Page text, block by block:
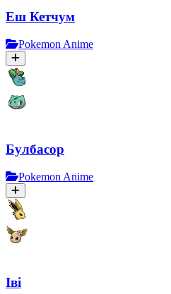
Еш Кетчум
Pokemon Anime
Булбасор
Pokemon Anime
Іві